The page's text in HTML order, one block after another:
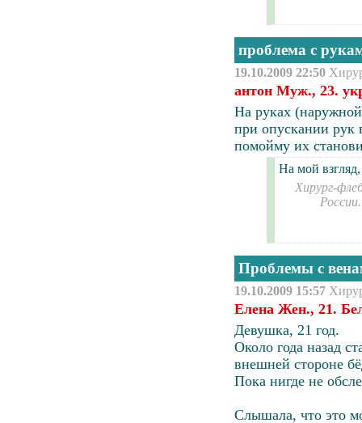
проблема с
19.10.2009 22:50
антон Муж., 23.
На руках
при опускании рук
помойму их
На мой
Хирург-
Проблемы с
19.10.2009 15:57
Елена Жен., 21.
Девушка, 21 год.
Около года назад
внешней стороне
Пока нигде не
Слышала, что это